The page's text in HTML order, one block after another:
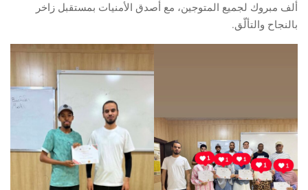
ألف مبروك لجميع المتوجين، مع أصدق الأمنيات بمستقبل زاخر
بالنجاح والتألّق.